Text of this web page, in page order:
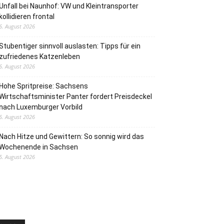
bei Naunhof: VW und Kleintransporter
kollidieren frontal
6. August 2026
sinnvoll auslasten: Tipps für ein
zufriedenes Katzenleben
6. August 2026
Hohe Spritpreise: Sachsens
Panter fordert Preisdeckel
Luxemburger Vorbild
6. August 2026
Nach Hitze und Gewittern: So sonnig wird das
in Sachsen
August 2026